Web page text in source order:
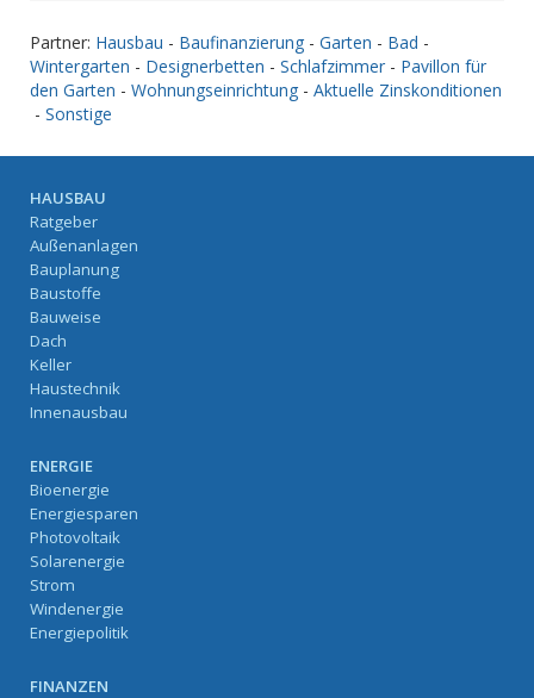
Partner: Hausbau - Baufinanzierung - Garten - Bad -
Wintergarten - Designerbetten - Schlafzimmer - Pavillon für
den Garten - Wohnungseinrichtung - Aktuelle Zinskonditionen
- Sonstige
HAUSBAU
Ratgeber
Außenanlagen
Bauplanung
Baustoffe
Bauweise
Dach
Keller
Haustechnik
Innenausbau
ENERGIE
Bioenergie
Energiesparen
Photovoltaik
Solarenergie
Strom
Windenergie
Energiepolitik
FINANZEN